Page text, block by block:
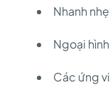
Nhanh
Ngoại
Các ứng